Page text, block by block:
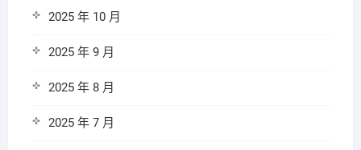
2025 年 10 月
2025 年 9 月
2025 年 8 月
2025 年 7 月